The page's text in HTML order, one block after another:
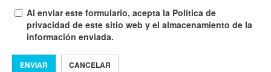
Al enviar este formulario, acepta la Política de
privacidad de este sitio web y el almacenamiento de la
información enviada.
ENVIAR CANCELAR